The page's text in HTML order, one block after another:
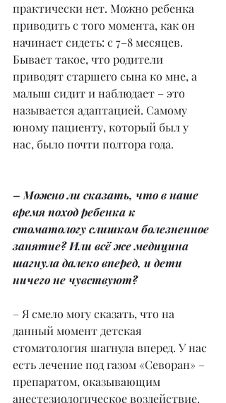
практически нет. Можно ребенка
приводить с того момента, как он
начинает сидеть: с 7–8 месяцев.
Бывает такое, что родители
приводят старшего сына ко мне, а
малыш сидит и наблюдает – это
называется адаптацией. Самому
юному пациенту, который был у
нас, было почти полтора года.
– Можно ли сказать, что в наше
время поход ребенка к
стоматологу слишком болезненное
занятие? Или всё же медицина
шагнула далеко вперед, и дети
ничего не чувствуют?
– Я смело могу сказать, что на
данный момент детская
стоматология шагнула вперед. У нас
есть лечение под газом «Севоран» –
препаратом, оказывающим
анестезиологическое воздействие.